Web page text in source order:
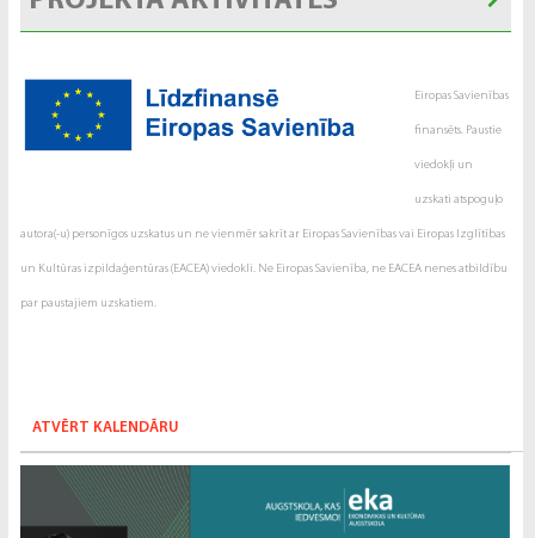
Eiropas Savienības
finansēts. Paustie
viedokļi un
uzskati atspoguļo
autora(-u) personīgos uzskatus un ne vienmēr sakrīt ar Eiropas Savienības vai Eiropas Izglītības
un Kultūras izpildaģentūras (EACEA) viedokli. Ne Eiropas Savienība, ne EACEA nenes atbildību
par paustajiem uzskatiem.
ATVĒRT KALENDĀRU